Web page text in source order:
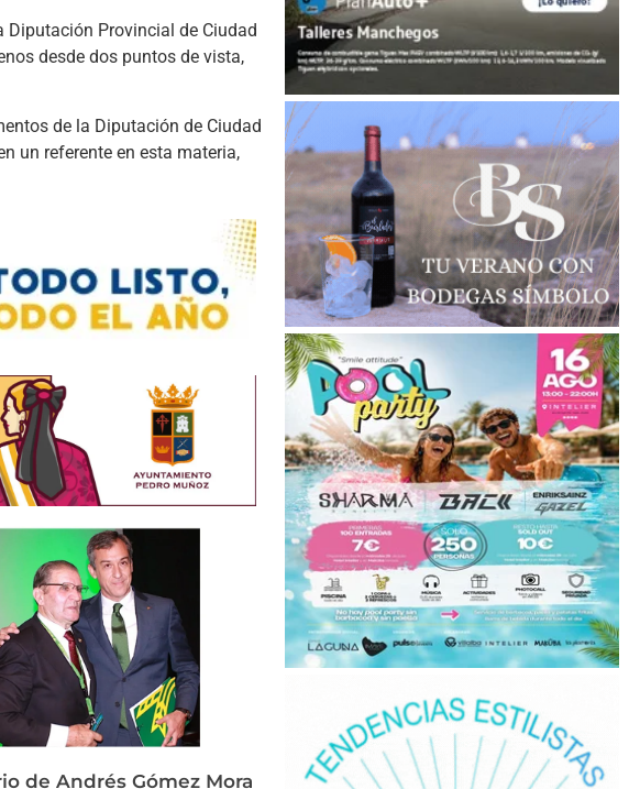
Provincial de Ciudad
desde dos puntos de vista,
de la Diputación de Ciudad
un referente en esta materia,
de Andrés Gómez Mora